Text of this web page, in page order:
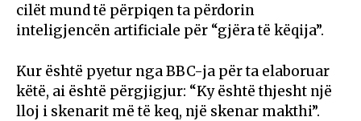
cilët mund të përpiqen ta përdorin
inteligjencën artificiale për “gjëra të këqija”.
Kur është pyetur nga BBC-ja për ta elaboruar
këtë, ai është përgjigjur: “Ky është thjesht një
lloj i skenarit më të keq, një skenar makthi”.